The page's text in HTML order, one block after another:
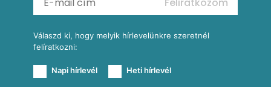
Válaszd ki, hogy melyik hírlevelünkre szeretnél
felíratkozni:
Napi hírlevél Heti hírlevél